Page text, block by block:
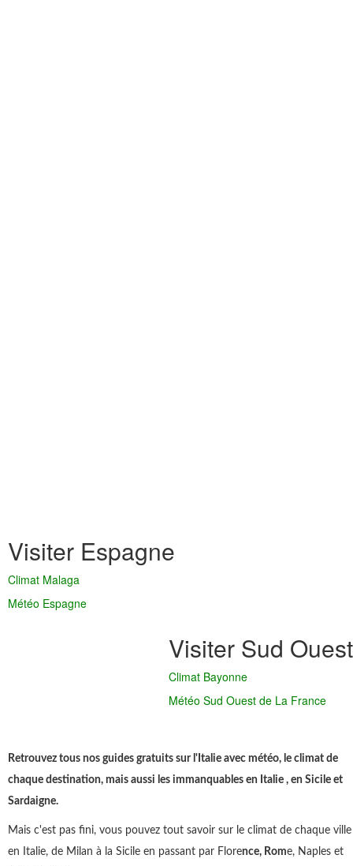
Visiter Espagne
Climat Malaga
Météo Espagne
Visiter Sud Ouest
Climat Bayonne
Météo Sud Ouest de La France
Retrouvez tous nos guides gratuits sur l'Italie avec météo, le climat de
chaque destination, mais aussi les immanquables en Italie , en Sicile et
Sardaigne.
Mais c'est pas fini, vous pouvez tout savoir sur le climat de chaque ville
en Italie, de Milan à la Sicile en passant par Florence, Rome, Naples et